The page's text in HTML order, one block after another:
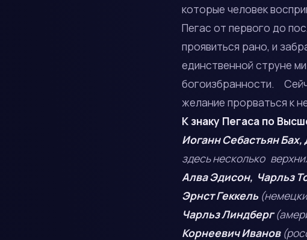
которые человек
Пегас от первого до
проявиться рано, и
единственной струне
богоизбранности.
желание прорваться к
К знаку Пегаса по
Иоганн Себастьян
здесь несколько
Алва Эдисон, Чарльз
Эрнст Геккель
Чарльз Линдберг
Корнеевич Иванов